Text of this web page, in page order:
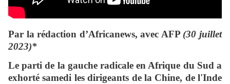
Par la rédaction d’Africanews, avec AFP (30 juillet
2023)*
Le parti de la gauche radicale en Afrique du Sud a
exhorté samedi les dirigeants de la Chine, de l'Inde